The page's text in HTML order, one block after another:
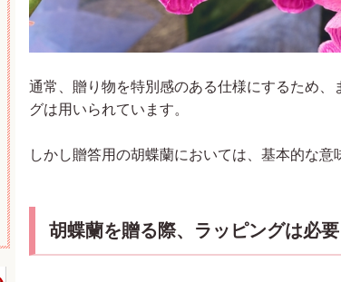
通常、贈り物を特別感のある仕様にするため
グは用いられています。
しかし贈答用の胡蝶蘭においては、基本的な意
胡蝶蘭を贈る際、ラッピングは必要